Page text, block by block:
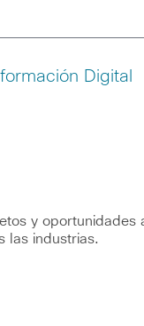
Digital
y oportunidades
las industrias.